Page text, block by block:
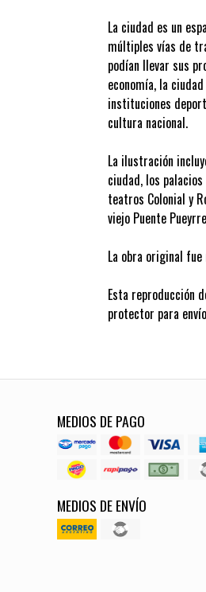
La ciudad es un
múltiples vías de
podían llevar sus
economía, la
instituciones
cultura nacional.
La ilustración
ciudad, los
teatros Colonial y
viejo Puente
La obra original
Esta reproducción
protector para
MEDIOS DE PAGO
MEDIOS DE ENVÍO